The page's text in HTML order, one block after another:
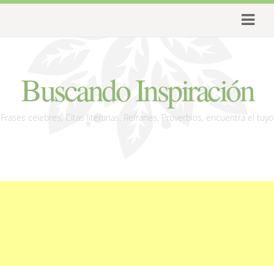
Buscando Inspiración
Frases célebres, Citas literarias, Refranes, Proverbios, encuentra el tuyo